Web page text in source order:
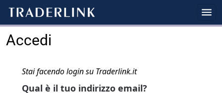
Accedi